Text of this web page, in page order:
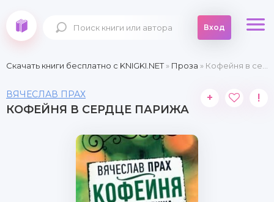
Вход
Скачать книги бесплатно c KNIGKI.NET» Проза » Кофейня в сердце Парижа
ВЯЧЕСЛАВ ПРАХ
КОФЕЙНЯ В СЕРДЦЕ ПАРИЖА
+ !